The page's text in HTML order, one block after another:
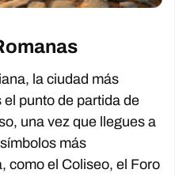
la ciudad más
punto de partida de
una vez que llegues a
más
como el Coliseo, el Foro